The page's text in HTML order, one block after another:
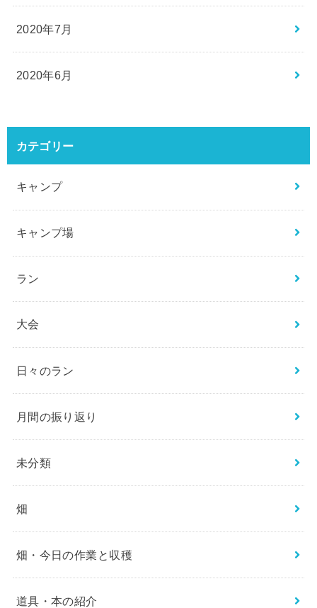
2020年7月
2020年6月
カテゴリー
キャンプ
キャンプ場
ラン
大会
日々のラン
月間の振り返り
未分類
畑
畑・今日の作業と収穫
道具・本の紹介